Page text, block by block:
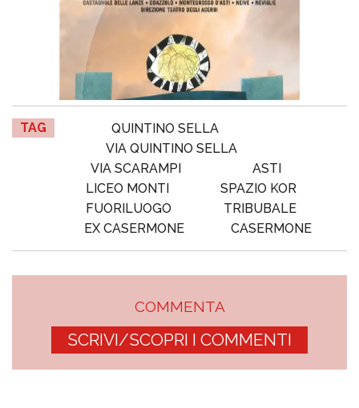
TAG
QUINTINO SELLA
VIA QUINTINO SELLA
VIA SCARAMPI
ASTI
LICEO MONTI
SPAZIO KOR
FUORILUOGO
TRIBUBALE
EX CASERMONE
CASERMONE
COMMENTA
SCRIVI/SCOPRI I COMMENTI